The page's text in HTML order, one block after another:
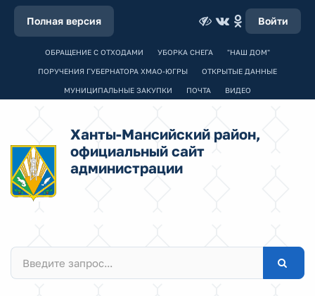
Полная версия Войти
ОБРАЩЕНИЕ С ОТХОДАМИ УБОРКА СНЕГА "НАШ ДОМ"
ПОРУЧЕНИЯ ГУБЕРНАТОРА ХМАО-ЮГРЫ ОТКРЫТЫЕ ДАННЫЕ
МУНИЦИПАЛЬНЫЕ ЗАКУПКИ ПОЧТА ВИДЕО
Ханты-Мансийский район,
официальный сайт
администрации